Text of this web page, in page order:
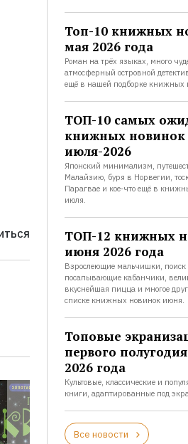
Топ-10 книжных
мая 2026 года
Роман на трёх языках, много
атмосферный островной
ещё в нашей подборке книжных
ТОП-10 самых
книжных новинок
июля-2026
Японский минимализм,
Малайзию, буря в Норвегии,
Парагвае и кое-что ещё в
июля.
ТОП-12 книжных
июня 2026 года
Взрослеющие мальчишки, поиск
посапывающие кабанчики,
вкуснейшая пицца и многое
списке книжных новинок июня.
Топовые
первого полугодия
2026 года
Культовые, классические и
книги, адаптированные под
Все новости